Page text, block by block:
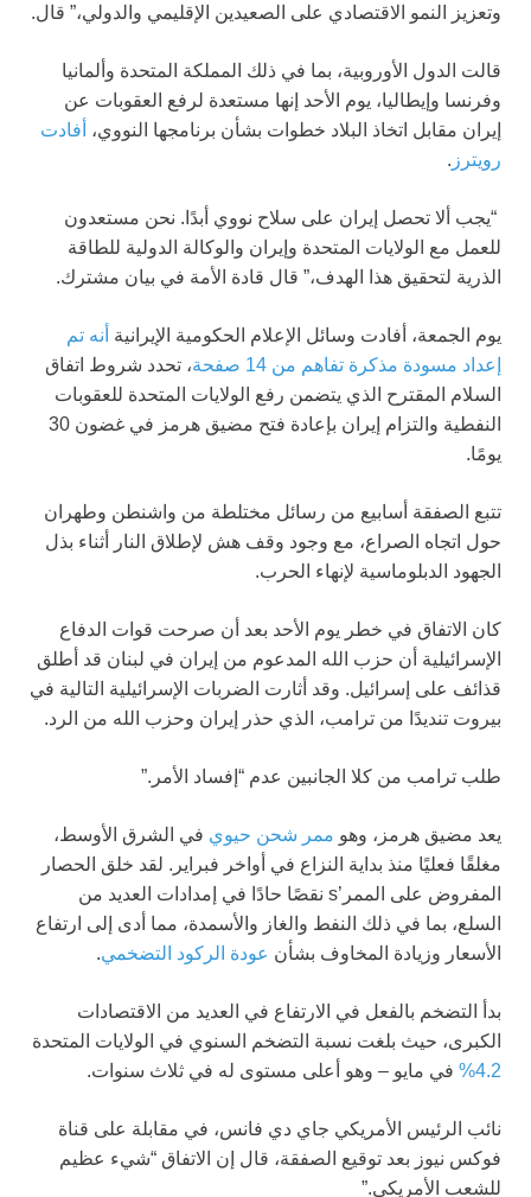
وتعزيز النمو الاقتصادي على الصعيدين الإقليمي والدولي،” قال.
قالت الدول الأوروبية، بما في ذلك المملكة المتحدة وألمانيا
وفرنسا وإيطاليا، يوم الأحد إنها مستعدة لرفع العقوبات عن
إيران مقابل اتخاذ البلاد خطوات بشأن برنامجها النووي، أفادت
رويترز .
“يجب ألا تحصل إيران على سلاح نووي أبدًا. نحن مستعدون
للعمل مع الولايات المتحدة وإيران والوكالة الدولية للطاقة
الذرية لتحقيق هذا الهدف،” قال قادة الأمة في بيان مشترك.
يوم الجمعة، أفادت وسائل الإعلام الحكومية الإيرانية أنه تم
إعداد مسودة مذكرة تفاهم من 14 صفحة
، تحدد شروط اتفاق
السلام المقترح الذي يتضمن رفع الولايات المتحدة للعقوبات
النفطية والتزام إيران بإعادة فتح مضيق هرمز في غضون 30
يومًا.
تتبع الصفقة أسابيع من رسائل مختلطة من واشنطن وطهران
حول اتجاه الصراع، مع وجود وقف هش لإطلاق النار أثناء بذل
الجهود الدبلوماسية لإنهاء الحرب.
كان الاتفاق في خطر يوم الأحد بعد أن صرحت قوات الدفاع
الإسرائيلية أن حزب الله المدعوم من إيران في لبنان قد أطلق
قذائف على إسرائيل. وقد أثارت الضربات الإسرائيلية التالية في
بيروت تنديدًا من ترامب، الذي حذر إيران وحزب الله من الرد.
طلب ترامب من كلا الجانبين عدم “إفساد الأمر.”
يعد مضيق هرمز، وهو ممر شحن حيوي في الشرق الأوسط،
مغلقًا فعليًا منذ بداية النزاع في أواخر فبراير. لقد خلق الحصار
المفروض على الممر’s نقصًا حادًا في إمدادات العديد من
السلع، بما في ذلك النفط والغاز والأسمدة، مما أدى إلى ارتفاع
الأسعار وزيادة المخاوف بشأن عودة الركود التضخمي.
بدأ التضخم بالفعل في الارتفاع في العديد من الاقتصادات
الكبرى، حيث بلغت نسبة التضخم السنوي في الولايات المتحدة
4.2%
في مايو – وهو أعلى مستوى له في ثلاث سنوات.
نائب الرئيس الأمريكي جاي دي فانس، في مقابلة على قناة
فوكس نيوز بعد توقيع الصفقة، قال إن الاتفاق “شيء عظيم
للشعب الأمريكي.”